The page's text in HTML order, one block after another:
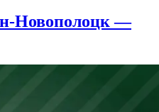
Новополоцк —